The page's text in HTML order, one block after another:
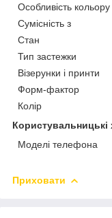
Особливість кольору
Сумісність з
Стан
Тип застежки
Візерунки і принти
Форм-фактор
Колір
Користувальницькі
Моделі телефона
Приховати